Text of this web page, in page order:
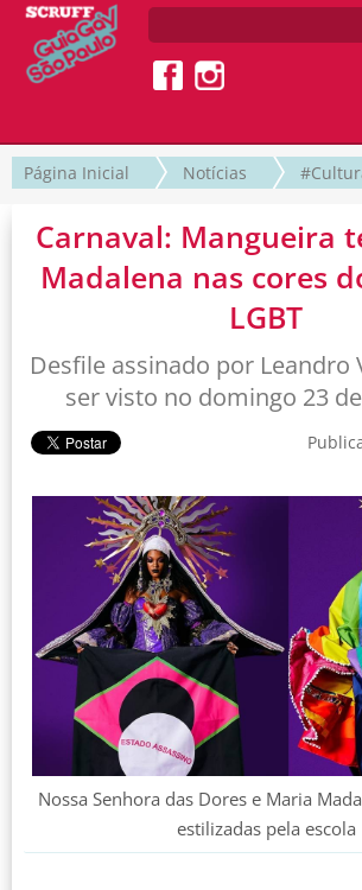
Página Inicial Notícias
Carnaval: Mangueira
Madalena nas cores
LGBT
Desfile assinado por Leandro
ser visto no domingo 23
Nossa Senhora das Dores e Maria
estilizadas pela escola